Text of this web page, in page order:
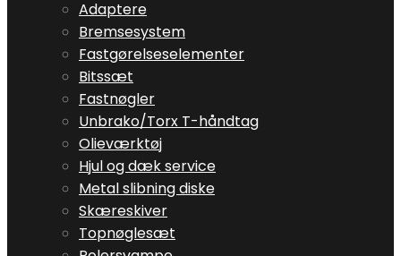
Adaptere
Bremsesystem
Fastgørelseselementer
Bitssæt
Fastnøgler
Unbrako/Torx T-håndtag
Olieværktøj
Hjul og dæk service
Metal slibning diske
Skæreskiver
Topnøglesæt